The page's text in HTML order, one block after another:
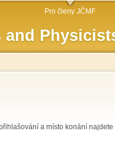
and
Pro členy JČMF
a místo konání najdete